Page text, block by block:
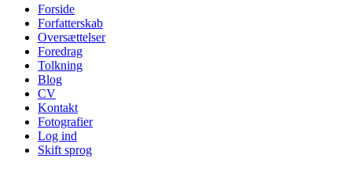
Forside
Forfatterskab
Oversættelser
Foredrag
Tolkning
Blog
CV
Kontakt
Fotografier
Log ind
Skift sprog